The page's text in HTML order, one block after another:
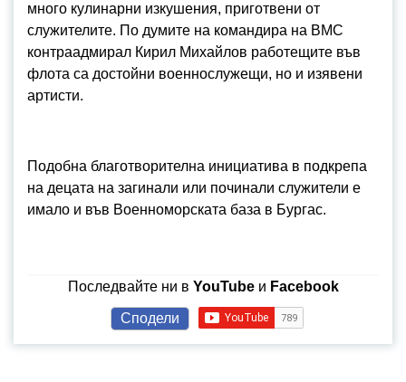
много кулинарни изкушения, приготвени от
служителите. По думите на командира на ВМС
контраадмирал Кирил Михайлов работещите във
флота са достойни военнослужещи, но и изявени
артисти.
Подобна благотворителна инициатива в подкрепа
на децата на загинали или починали служители е
имало и във Военноморската база в Бургас.
Последвайте ни в YouTubeи Facebook
Сподели